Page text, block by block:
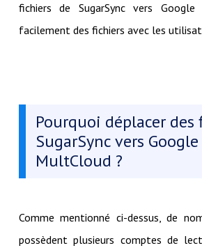
fichiers de SugarSync vers
facilement des fichiers avec les
Pourquoi déplacer des
SugarSync vers
MultCloud ?
Comme mentionné ci-dessus, de
possèdent plusieurs comptes de